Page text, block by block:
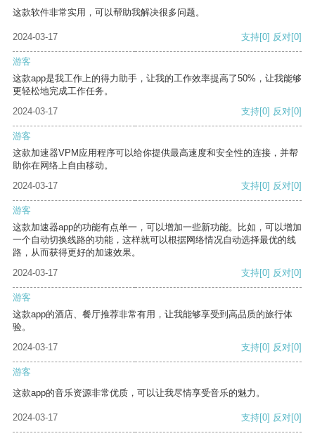
这款软件非常实用，可以帮助我解决很多问题。
2024-03-17 支持[0] 反对[0]
游客
这款app是我工作上的得力助手，让我的工作效率提高了50%，让我能够
更轻松地完成工作任务。
2024-03-17
支持[0] 反对[0]
游客
这款加速器VPM应用程序可以给你提供最高速度和安全性的连接，并帮
助你在网络上自由移动。
2024-03-17
支持[0] 反对[0]
游客
这款加速器app的功能有点单一，可以增加一些新功能。比如，可以增加
一个自动切换线路的功能，这样就可以根据网络情况自动选择最优的线
路，从而获得更好的加速效果。
2024-03-17
支持[0] 反对[0]
游客
这款app的酒店、餐厅推荐非常有用，让我能够享受到高品质的旅行体
验。
2024-03-17
支持[0] 反对[0]
游客
这款app的音乐资源非常优质，可以让我尽情享受音乐的魅力。
2024-03-17 支持[0] 反对[0]